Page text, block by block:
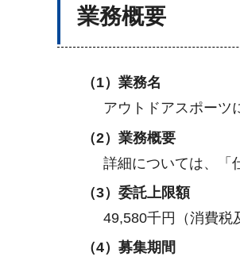
業務概要
（1）業務名
アウトドアスポーツ
（2）業務概要
詳細については、「
（3）委託上限額
49,580千円（消費税
（4）募集期間